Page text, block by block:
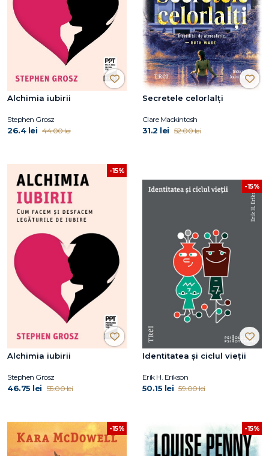
Alchimia iubirii
Stephen Grosz
26.4 lei 44.00 lei
Secretele celorlalți
Clare Mackintosh
31.2 lei 52.00 lei
-15%
Alchimia iubirii
Stephen Grosz
46.75 lei 55.00 lei
-15%
Identitatea și ciclul vieții
Erik H. Erikson
50.15 lei 59.00 lei
-15% -15%